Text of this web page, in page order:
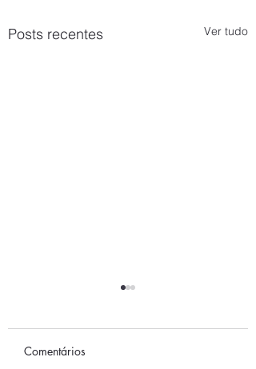
Posts recentes Ver tudo
Comentários